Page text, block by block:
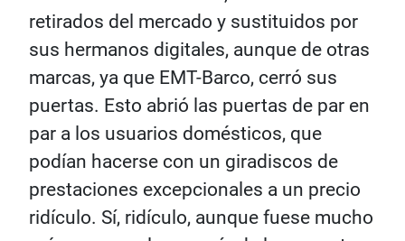
retirados del mercado y sustituidos por
sus hermanos digitales, aunque de otras
marcas, ya que EMT-Barco, cerró sus
puertas. Esto abrió las puertas de par en
par a los usuarios domésticos, que
podían hacerse con un giradiscos de
prestaciones excepcionales a un precio
ridículo. Sí, ridículo, aunque fuese mucho